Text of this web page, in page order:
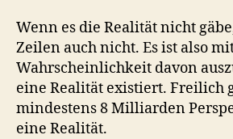
Wenn es die Realität nicht
Zeilen auch nicht. Es ist also
Wahrscheinlichkeit davon
eine Realität existiert. Freilich
mindestens 8 Milliarden
eine Realität.